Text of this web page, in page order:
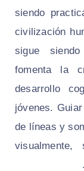
siendo
civilización
sigue
fomenta la
desarrollo
jóvenes.
de líneas y
visualmente,